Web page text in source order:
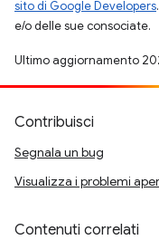
sito di Google Developers
e/o delle sue consociate.
Ultimo aggiornamento
Contribuisci
Segnala un bug
Visualizza i problemi
Contenuti correlati